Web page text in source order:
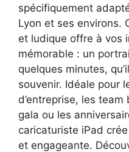
spécifiquement
Lyon et ses environs.
et ludique offre à vos
mémorable : un
quelques minutes,
souvenir. Idéale pour
d’entreprise, les
gala ou les
caricaturiste iPad
et engageante.